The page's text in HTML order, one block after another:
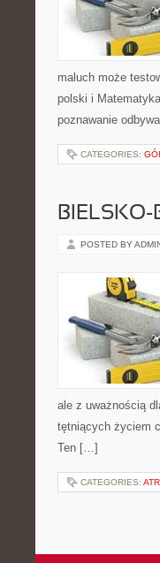
maluch może
polski i
poznawanie
CATEGORIES:
BIELSKO-
POSTED BY
ale z uważnością
tętniących życiem
Ten […]
CATEGORIES: